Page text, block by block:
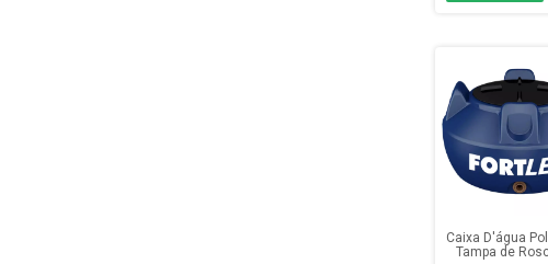
Caixa D'água
Tampa de